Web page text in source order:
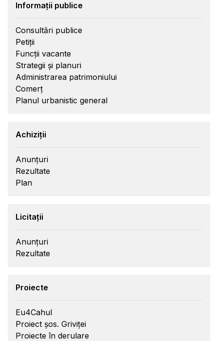
Informații publice
Consultări publice
Petiții
Funcții vacante
Strategii și planuri
Administrarea patrimoniului
Comerț
Planul urbanistic general
Achiziții
Anunțuri
Rezultate
Plan
Licitații
Anunțuri
Rezultate
Proiecte
Eu4Cahul
Proiect șos. Griviței
Proiecte în derulare